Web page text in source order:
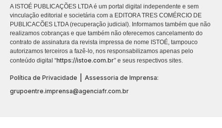
A ISTOÉ PUBLICAÇÕES LTDA é um portal digital independente e sem
vinculação editorial e societária com a EDITORA TRES COMÉRCIO DE
PUBLICACÕES LTDA (recuperação judicial). Informamos também que não
realizamos cobranças e que também não oferecemos cancelamento do
contrato de assinatura da revista impressa de nome ISTOÉ, tampouco
autorizamos terceiros a fazê-lo, nos responsabilizamos apenas pelo
conteúdo digital “https://istoe.com.br” e seus respectivos sites.
Política de Privacidade
Assessoria de Imprensa:
grupoentre.imprensa@agenciafr.com.br